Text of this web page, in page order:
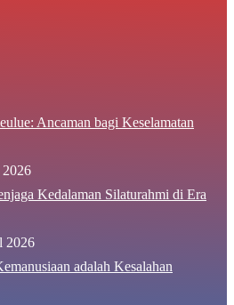
Ancaman bagi Keselamatan
Kedalaman Silaturahmi di Era
2026
adalah Kesalahan